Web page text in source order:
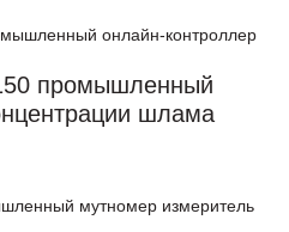
промышленный
шлама